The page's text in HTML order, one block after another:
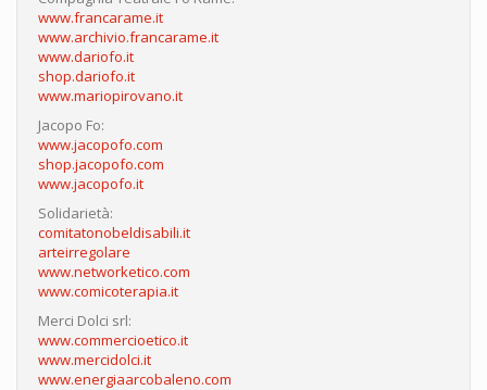
www.francarame.it
www.archivio.francarame.it
www.dariofo.it
shop.dariofo.it
www.mariopirovano.it
Jacopo Fo:
www.jacopofo.com
shop.jacopofo.com
www.jacopofo.it
Solidarietà:
comitatonobeldisabili.it
arteirregolare
www.networketico.com
www.comicoterapia.it
Merci Dolci srl:
www.commercioetico.it
www.mercidolci.it
www.energiaarcobaleno.com